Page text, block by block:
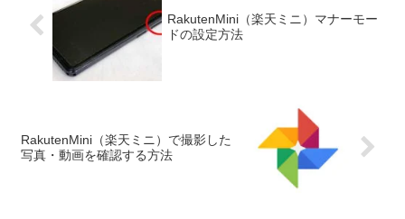
RakutenMini（楽天ミニ）マナーモー
ドの設定方法
RakutenMini（楽天ミニ）で撮影した
写真・動画を確認する方法